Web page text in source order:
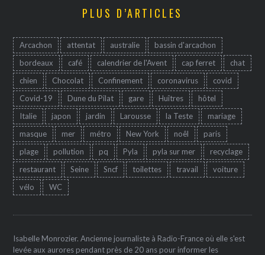
PLUS D’ARTICLES
Arcachon attentat australie
bassin d'arcachon
bordeaux
café calendrier de l'Avent cap ferret
chat
chien
Chocolat Confinement coronavirus
covid
Covid-19
Dune du Pilat gare Huîtres
hôtel
Italie
japon jardin Larousse la Teste
mariage
masque
mer métro New York noêl
paris
plage
pollution pq Pyla pyla sur mer
recyclage
restaurant
Seine Sncf toilettes travail
voiture
vélo
WC
Isabelle Monrozier. Ancienne journaliste à Radio-France où elle s'est
levée aux aurores pendant près de 20 ans pour informer les